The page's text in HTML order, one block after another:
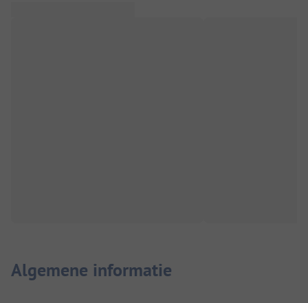
Algemene informatie